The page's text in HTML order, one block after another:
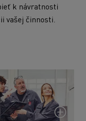
k návratnosti
vašej činnosti.